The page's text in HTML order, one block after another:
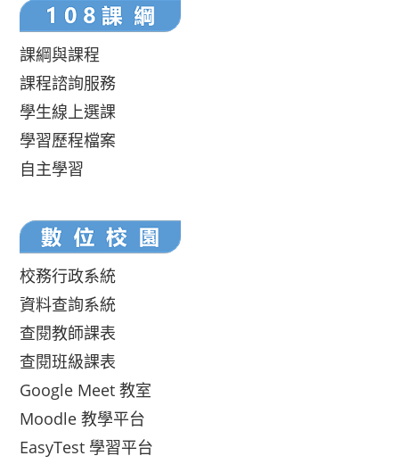
課綱與課程
課程諮詢服務
學生線上選課
學習歷程檔案
自主學習
校務行政系統
資料查詢系統
查閱教師課表
查閱班級課表
Google Meet 教室
Moodle 教學平台
EasyTest 學習平台